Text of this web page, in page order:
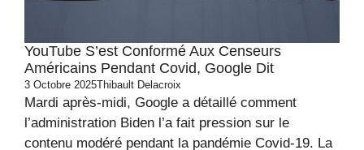
YouTube S’est Conformé Aux Censeurs
Américains Pendant Covid, Google Dit
3 Octobre 2025Thibault Delacroix
Mardi après-midi, Google a détaillé comment
l’administration Biden l’a fait pression sur le
contenu modéré pendant la pandémie Covid-19. La